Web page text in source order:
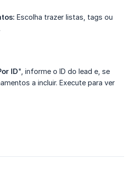
Escolha trazer listas, tags ou
ID", informe o ID do lead e, se
a incluir. Execute para ver